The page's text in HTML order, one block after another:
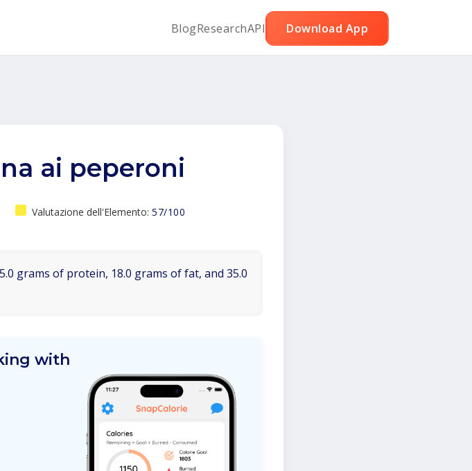
BlogResearchAPI Download App
ai peperoni
Valutazione dell'Elemento: 57/100
grams of protein, 18.0 grams of fat, and 35.0
with